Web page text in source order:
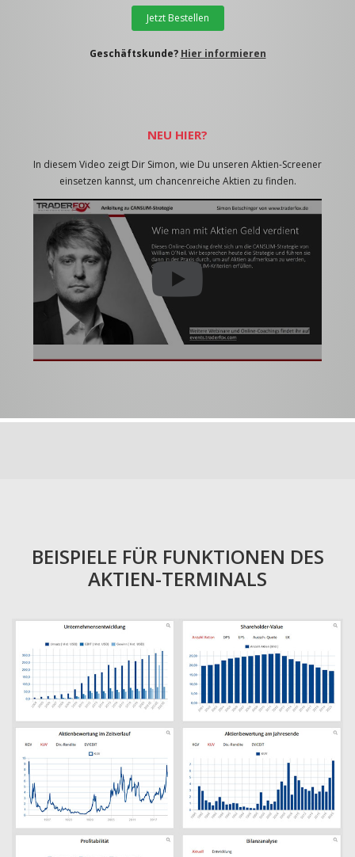
Jetzt Bestellen
Geschäftskunde? Hier informieren
NEU HIER?
In diesem Video zeigt Dir Simon, wie Du unseren Aktien-Screener
einsetzen kannst, um chancenreiche Aktien zu finden.
BEISPIELE FÜR FUNKTIONEN DES
AKTIEN-TERMINALS